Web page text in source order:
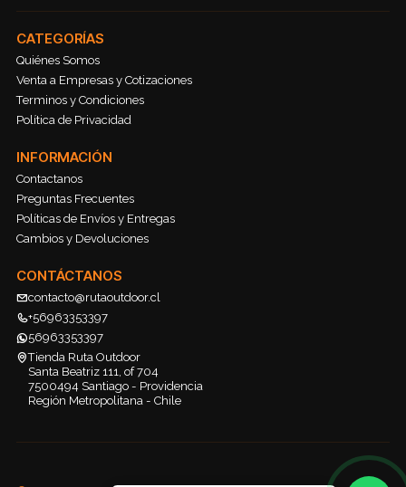
CATEGORÍAS
Quiénes Somos
Venta a Empresas y Cotizaciones
Terminos y Condiciones
Política de Privacidad
INFORMACIÓN
Contactanos
Preguntas Frecuentes
Políticas de Envíos y Entregas
Cambios y Devoluciones
CONTÁCTANOS
contacto@rutaoutdoor.cl
+56963353397
56963353397
Tienda Ruta Outdoor
Santa Beatriz 111, of 704
7500494 Santiago - Providencia
Región Metropolitana - Chile